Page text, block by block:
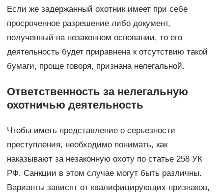
Если же задержанный охотник имеет при себе
просроченное разрешение либо документ,
полученный на незаконном основании, то его
деятельность будет приравнена к отсутствию такой
бумаги, проще говоря, признана нелегальной.
Ответственность за нелегальную
охотничью деятельность
Чтобы иметь представление о серьезности
преступления, необходимо понимать, как
наказывают за незаконную охоту по статье 258 УК
РФ. Санкции в этом случае могут быть различны.
Варианты зависят от квалифицирующих признаков,